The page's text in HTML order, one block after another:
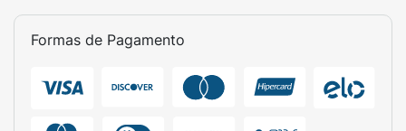
Formas de Pagamento